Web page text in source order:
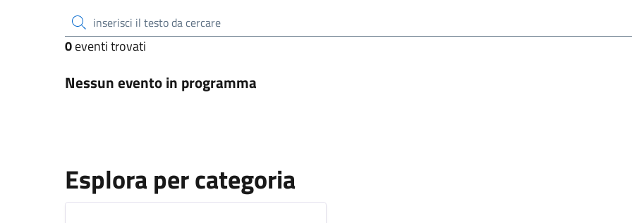
inserisci il testo da cercare
0eventi trovati
Nessun evento in programma
Esplora per categoria